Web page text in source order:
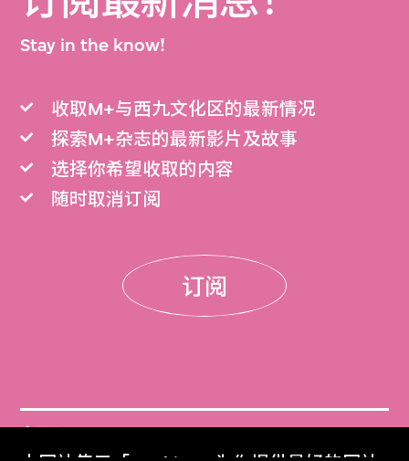
Stay in the know!
收取M+与西九文化区的最新情况
探索M+杂志的最新影片及故事
选择你希望收取的内容
随时取消订阅
订阅
门票